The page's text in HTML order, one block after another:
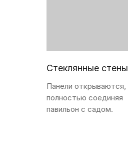
Стеклянные стены
Панели открываются,
полностью соединяя
павильон с садом.